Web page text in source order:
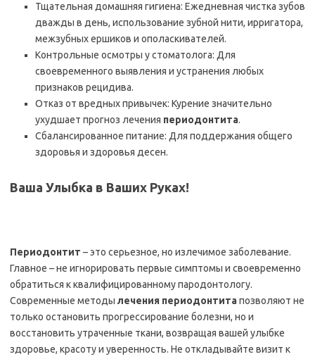
Тщательная домашняя гигиена: Ежедневная чистка зубов
дважды в день, использование зубной нити, ирригатора,
межзубных ершиков и ополаскивателей.
Контрольные осмотры у стоматолога: Для
своевременного выявления и устранения любых
признаков рецидива.
Отказ от вредных привычек: Курение значительно
ухудшает прогноз лечения периодонтита.
Сбалансированное питание: Для поддержания общего
здоровья и здоровья десен.
Ваша Улыбка в Ваших Руках!
Периодонтит – это серьезное, но излечимое заболевание.
Главное – не игнорировать первые симптомы и своевременно
обратиться к квалифицированному пародонтологу.
Современные методы лечения периодонтитапозволяют не
только остановить прогрессирование болезни, но и
восстановить утраченные ткани, возвращая вашей улыбке
здоровье, красоту и уверенность. Не откладывайте визит к